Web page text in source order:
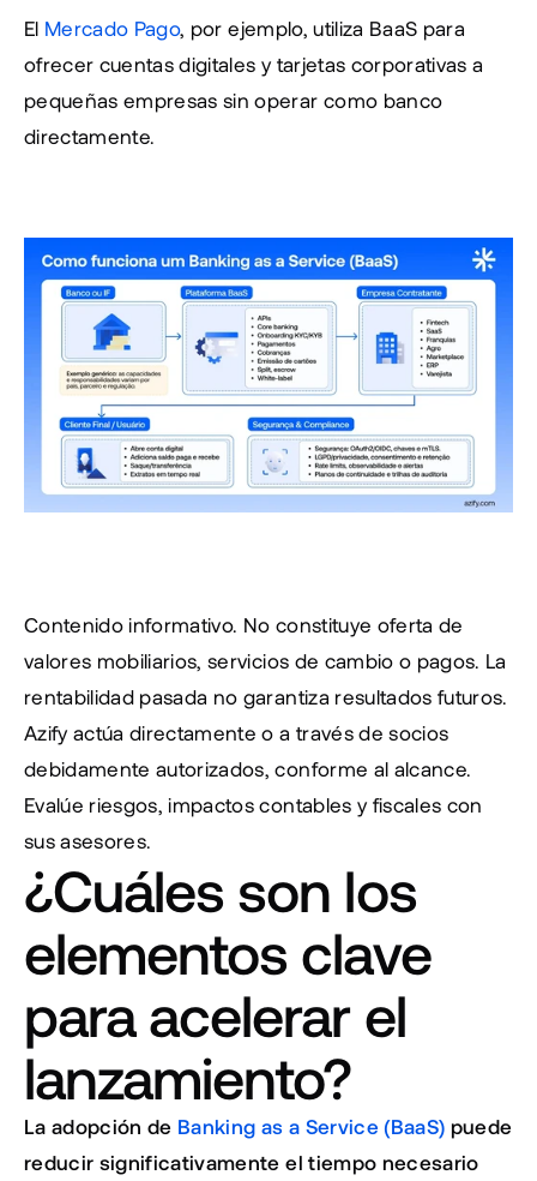
El Mercado Pago, por ejemplo, utiliza BaaS para
ofrecer cuentas digitales y tarjetas corporativas a
pequeñas empresas sin operar como banco
directamente.
Contenido informativo. No constituye oferta de
valores mobiliarios, servicios de cambio o pagos. La
rentabilidad pasada no garantiza resultados futuros.
Azify actúa directamente o a través de socios
debidamente autorizados, conforme al alcance.
Evalúe riesgos, impactos contables y fiscales con
sus asesores.
¿Cuáles son los
elementos clave
para acelerar el
lanzamiento?
La adopción de Banking as a Service (BaaS) puede
reducir significativamente el tiempo necesario